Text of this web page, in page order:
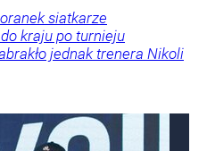
siatkarze
kraju po turnieju
jednak trenera Nikoli